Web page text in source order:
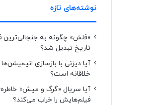
نوشته‌های تازه
«فلش» چگونه به جنجالی‌ترین
تاریخ تبدیل شد؟
آیا دیزنی با بازسازی
خلاقانه است؟
آیا سریال «گرگ و میش»
فیلم‌هایش را خراب می‌کند؟